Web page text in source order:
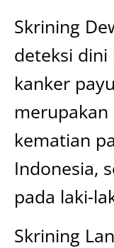
Skrining
deteksi
kanker
kematian
Indonesia,
pada laki-
Skrining